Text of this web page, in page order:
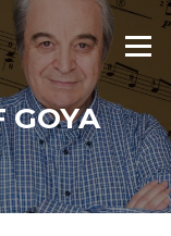
Menu
GOYA